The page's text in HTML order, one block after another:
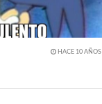
HACE 10 AÑOS